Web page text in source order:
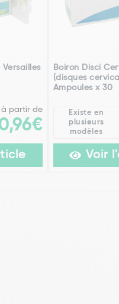
à partir de
Boiron Disci
(disques
Ampoules x 30
Existe en
plusieurs
modèles
Voir